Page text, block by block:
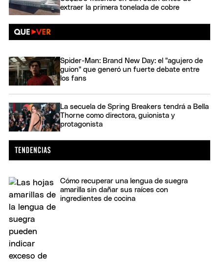
extraer la primera tonelada de cobre
Spider-Man: Brand New Day: el "agujero de
guion" que generó un fuerte debate entre
los fans
La secuela de Spring Breakers tendrá a Bella
Thorne como directora, guionista y
protagonista
Cómo recuperar una lengua de suegra
amarilla sin dañar sus raíces con
ingredientes de cocina